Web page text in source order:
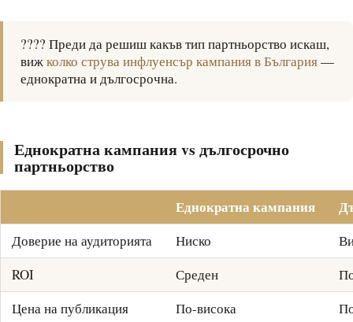
???? Преди да решиш какъв тип партньорство искаш,
вижколко струва инфлуенсър кампания в България—
еднократна и дългосрочна.
Еднократна кампания vs дългосрочно
партньорство
Еднократна кампания
Доверие на аудиторията Ниско
ROI
Среден
Цена на публикация
По-висока